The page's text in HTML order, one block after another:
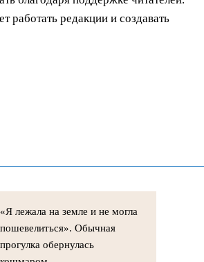
редакции и создавать
«Я лежала на земле и не могла
пошевелиться». Обычная
прогулка обернулась